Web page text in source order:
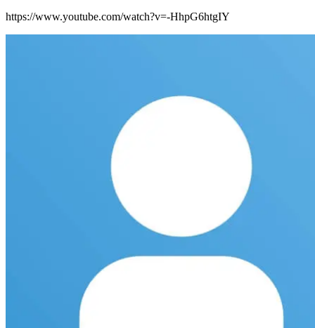
https://www.youtube.com/watch?v=-HhpG6htgIY